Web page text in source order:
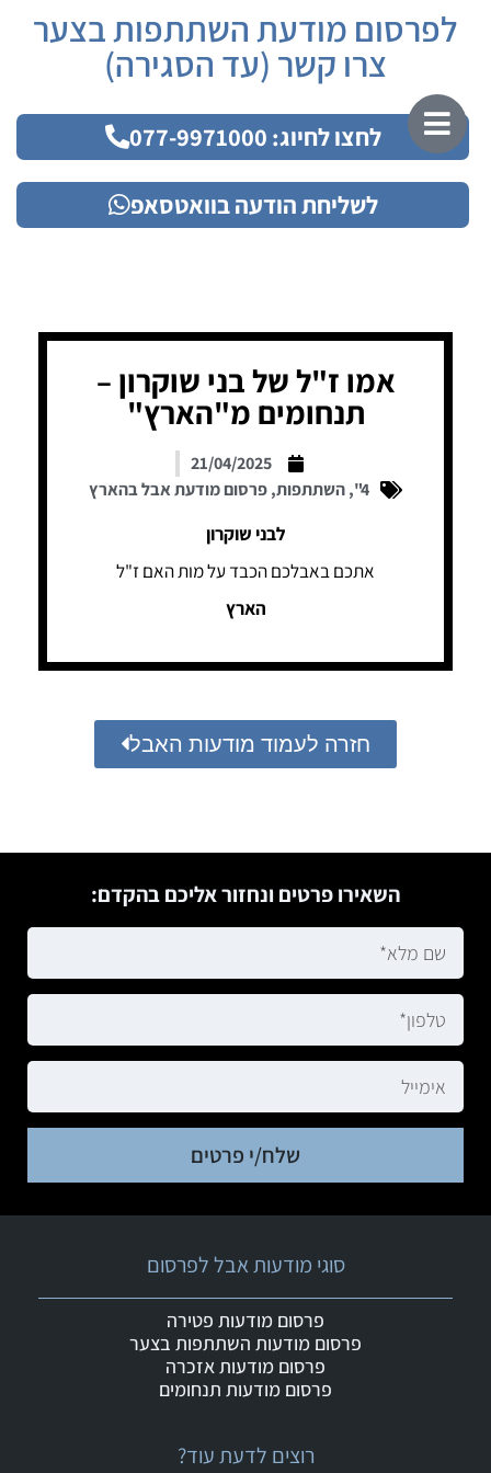
לפרסום מודעת השתתפות בצער
צרו קשר (עד הסגירה)
לחצו לחיוג: 077-9971000
לשליחת הודעה בוואטסאפ
אמו ז"ל של בני שוקרון –
תנחומים מ"הארץ"
21/04/2025
4"
,השתתפות,פרסום מודעת אבל בהארץ
לבני שוקרון
אתכם באבלכם הכבד על מות האם ז"ל
הארץ
חזרה לעמוד מודעות האבל
השאירו פרטים ונחזור אליכם בהקדם:
שלח/י פרטים
רוצים לדעת עוד?
סוגי מודעות אבל לפרסום
פרסום מודעות פטירה
פרסום מודעות השתתפות בצער
פרסום מודעות אזכרה
פרסום מודעות תנחומים